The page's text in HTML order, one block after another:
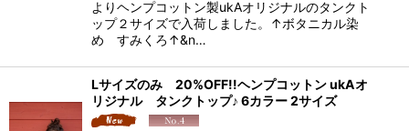
よりヘンプコットン製ukAオリジナルのタンクト
ップ２サイズで入荷しました。↑ボタニカル染
め すみくろ↑&n…
Lサイズのみ 20%OFF!!ヘンプコットン ukAオ
リジナル タンクトップ♪ 6カラー 2サイズ